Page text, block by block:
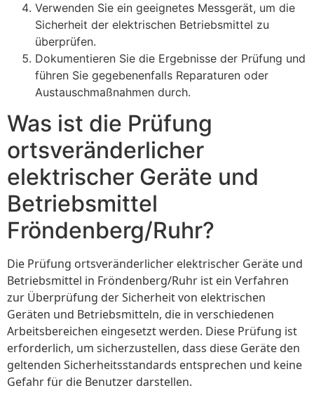
Verwenden Sie ein geeignetes Messgerät, um die
Sicherheit der elektrischen Betriebsmittel zu
überprüfen.
Dokumentieren Sie die Ergebnisse der Prüfung und
führen Sie gegebenenfalls Reparaturen oder
Austauschmaßnahmen durch.
Was ist die Prüfung
ortsveränderlicher
elektrischer Geräte und
Betriebsmittel
Fröndenberg/Ruhr?
Die Prüfung ortsveränderlicher elektrischer Geräte und
Betriebsmittel in Fröndenberg/Ruhr ist ein Verfahren
zur Überprüfung der Sicherheit von elektrischen
Geräten und Betriebsmitteln, die in verschiedenen
Arbeitsbereichen eingesetzt werden. Diese Prüfung ist
erforderlich, um sicherzustellen, dass diese Geräte den
geltenden Sicherheitsstandards entsprechen und keine
Gefahr für die Benutzer darstellen.